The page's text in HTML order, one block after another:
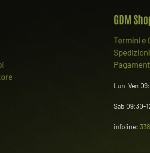
GDM
Termini e
Lun-Ven
Sab 09:30-
infoline: